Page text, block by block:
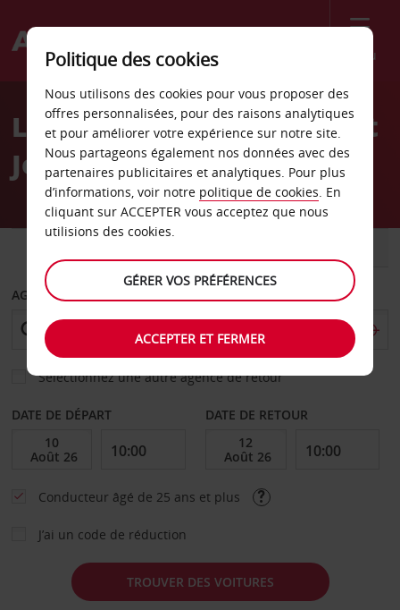
Menu
Welcome
AvisLocation de voiture Fort St
John
AGENCE DE DÉPART
Sélectionnez une autre agence de retour
DATE DE DÉPART DATE DE RETOUR
Conducteur âgé de 25 ans et plus
J’ai un code de réduction
TROUVER DES VOITURES
Politique des cookies
Nous utilisons des cookies pour vous proposer des
offres personnalisées, pour des raisons analytiques
et pour améliorer votre expérience sur notre site.
Nous partageons également nos données avec des
partenaires publicitaires et analytiques. Pour plus
d’informations, voir notre politique de cookies. En
cliquant sur ACCEPTER vous acceptez que nous
utilisions des cookies.
GÉRER VOS PRÉFÉRENCES
ACCEPTER ET FERMER